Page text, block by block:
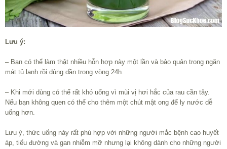
Lưu ý:
– Bạn có thể làm thật nhiều hỗn hợp này một lần và bảo quản trong ngăn
mát tủ lạnh rồi dùng dần trong vòng 24h.
– Khi mới dùng có thể rất khó uống vì mùi vị hơi hắc của rau cần tây.
Nếu bạn không quen có thể cho thêm một chút mật ong để ly nước dễ
uống hơn.
Lưu ý, thức uống này rất phù hợp với những người mắc bệnh cao huyết
áp, tiểu đường và gan nhiễm mỡ nhưng lại không dành cho những người